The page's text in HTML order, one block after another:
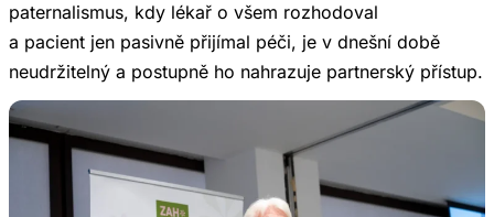
paternalismus, kdy lékař o všem rozhodoval
a pacient jen pasivně přijímal péči, je v dnešní době
neudržitelný a postupně ho nahrazuje partnerský přístup.